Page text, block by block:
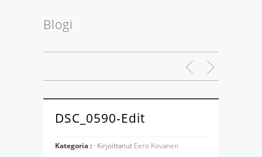
Blogi
DSC_0590-Edit
Kategoria : · Kirjoittanut Eero Kovanen